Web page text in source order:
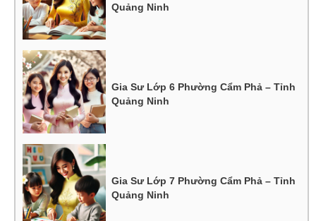
Quảng Ninh
Gia Sư Lớp 6 Phường Cẩm Phả – Tỉnh
Quảng Ninh
Gia Sư Lớp 7 Phường Cẩm Phả – Tỉnh
Quảng Ninh